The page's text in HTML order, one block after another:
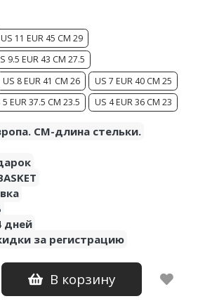
US 11 EUR 45 CM 29
9.5 EUR 43 CM 27.5
US 8 EUR 41 CM 26
US 7 EUR 40 CM 25
5 EUR 37.5 CM 23.5 US 4 EUR 36 CM 23
CM-длина стельки.
дней
за регистрацию
В корзину